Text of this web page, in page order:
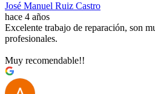
José Manuel Ruiz Castro
hace 4 años
Excelente trabajo de reparación, son
profesionales.
Muy recomendable!!